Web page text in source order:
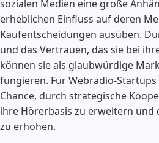
sozialen Medien eine große
erheblichen Einfluss auf deren
Kaufentscheidungen ausüben.
und das Vertrauen, das sie bei
können sie als glaubwürdige
fungieren. Für Webradio-
Chance, durch strategische
ihre Hörerbasis zu erweitern
zu erhöhen.